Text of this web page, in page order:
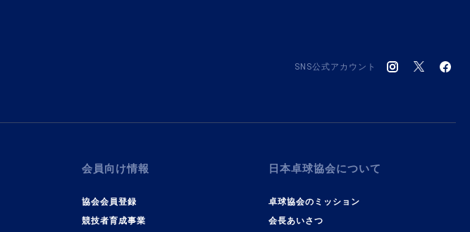
SNS公式アカウント
会員向け情報
協会会員登録
競技者育成事業
日本卓球協会について
卓球協会のミッション
会長あいさつ